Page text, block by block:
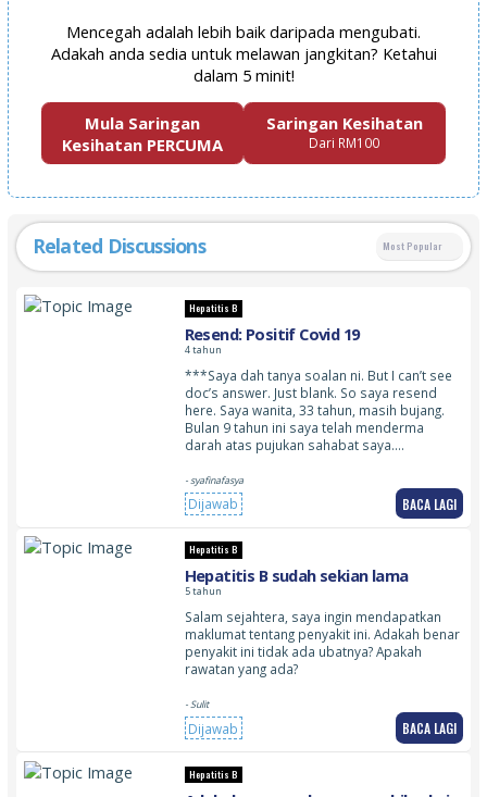
Mencegah adalah lebih baik daripada mengubati.
Adakah anda sedia untuk melawan jangkitan? Ketahui
dalam 5 minit!
Mula Saringan
Kesihatan PERCUMA
Saringan Kesihatan
Dari RM100
Related Discussions Most Popular
Hepatitis B
Resend: Positif Covid 19
4 tahun
***Saya dah tanya soalan ni. But I can’t see
doc’s answer. Just blank. So saya resend
here. Saya wanita, 33 tahun, masih bujang.
Bulan 9 tahun ini saya telah menderma
darah atas pujukan sahabat saya.…
- syafinafasya
Dijawab BACA LAGI
Hepatitis B
Hepatitis B sudah sekian lama
5 tahun
Salam sejahtera, saya ingin mendapatkan
maklumat tentang penyakit ini. Adakah benar
penyakit ini tidak ada ubatnya? Apakah
rawatan yang ada?
- Sulit
Dijawab BACA LAGI
Hepatitis B